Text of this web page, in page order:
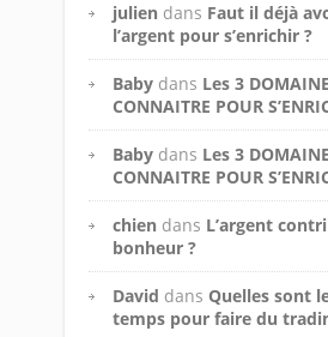
julien dans Faut il déjà
l’argent pour s’enrichir ?
Baby dans Les 3
CONNAITRE POUR
Baby dans Les 3
CONNAITRE POUR
chien dans L’argent
bonheur ?
David dans Quelles sont
temps pour faire du